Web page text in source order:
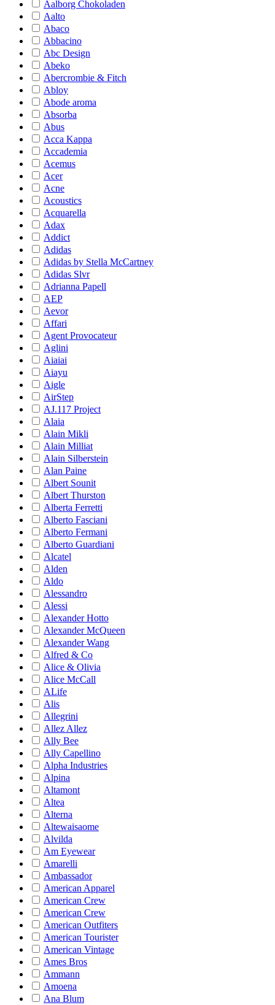
Aalborg Chokoladen
Aalto
Abaco
Abbacino
Abc Design
Abeko
Abercrombie & Fitch
Abloy
Abode aroma
Absorba
Abus
Acca Kappa
Accademia
Acemus
Acer
Acne
Acoustics
Acquarella
Adax
Addict
Adidas
Adidas by Stella McCartney
Adidas Slvr
Adrianna Papell
AEP
Aevor
Affari
Agent Provocateur
Aglini
Aiaiai
Aiayu
Aigle
AirStep
AJ.117 Project
Alaia
Alain Mikli
Alain Milliat
Alain Silberstein
Alan Paine
Albert Sounit
Albert Thurston
Alberta Ferretti
Alberto Fasciani
Alberto Fermani
Alberto Guardiani
Alcatel
Alden
Aldo
Alessandro
Alessi
Alexander Hotto
Alexander McQueen
Alexander Wang
Alfred & Co
Alice & Olivia
Alice McCall
ALife
Alis
Allegrini
Allez Allez
Ally Bee
Ally Capellino
Alpha Industries
Alpina
Altamont
Altea
Alterna
Altewaisaome
Alvilda
Am Eyewear
Amarelli
Ambassador
American Apparel
American Crew
American Crew
American Outfiters
American Tourister
American Vintage
Ames Bros
Ammann
Amoena
Ana Blum